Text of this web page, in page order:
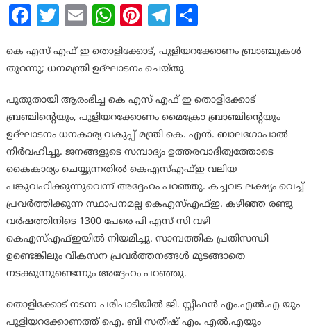
Facebook
Twitter
EmailWhatsApp
Pinterest
Telegram
Share
കെ എസ് എഫ് ഇ തൊളിക്കോട്, പുളിയറക്കോണം ബ്രാഞ്ചുകൾ
തുറന്നു; ധനമന്ത്രി ഉദ്ഘാടനം ചെയ്തു
പുതുതായി ആരംഭിച്ച കെ എസ് എഫ് ഇ തൊളിക്കോട്
ബ്രഞ്ചിൻ്റെയും, പുളിയറക്കോണം മൈക്രോ ബ്രാഞ്ചിൻ്റെയും
ഉദ്ഘാടനം ധനകാര്യ വകുപ്പ് മന്ത്രി കെ. എൻ. ബാലഗോപാൽ
നിർവഹിച്ചു. ജനങ്ങളുടെ സമ്പാദ്യം ഉത്തരവാദിത്വത്തോടെ
കൈകാര്യം ചെയ്യുന്നതിൽ കെഎസ്എഫ്ഇ വലിയ
പങ്കുവഹിക്കുന്നുവെന്ന് അദ്ദേഹം പറഞ്ഞു. കച്ചവട ലക്ഷ്യം വെച്ച്
പ്രവർത്തിക്കുന്ന സ്ഥാപനമല്ല കെഎസ്എഫ്ഇ. കഴിഞ്ഞ രണ്ടു
വർഷത്തിനിടെ 1300 പേരെ പി എസ് സി വഴി
കെഎസ്എഫ്ഇയിൽ നിയമിച്ചു. സാമ്പത്തിക പ്രതിസന്ധി
ഉണ്ടെങ്കിലും വികസന പ്രവർത്തനങ്ങൾ മുടങ്ങാതെ
നടക്കുന്നുണ്ടെന്നും അദ്ദേഹം പറഞ്ഞു.
തൊളിക്കോട് നടന്ന പരിപാടിയിൽ ജി. സ്റ്റീഫൻ എം.എൽ.എ യും
പുളിയറക്കോണത്ത് ഐ. ബി സതീഷ് എം. എൽ.എയും